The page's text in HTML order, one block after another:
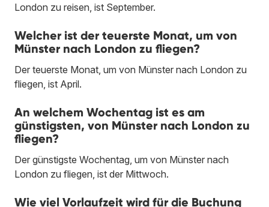
London zu reisen, ist September.
Welcher ist der teuerste Monat, um von
Münster nach London zu fliegen?
Der teuerste Monat, um von Münster nach London zu
fliegen, ist April.
An welchem Wochentag ist es am
günstigsten, von Münster nach London zu
fliegen?
Der günstigste Wochentag, um von Münster nach
London zu fliegen, ist der Mittwoch.
Wie viel Vorlaufzeit wird für die Buchung